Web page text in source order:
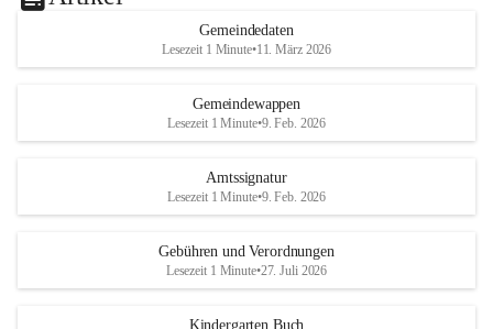
Gemeindedaten
Lesezeit 1 Minute•11. März 2026
Gemeindewappen
Lesezeit 1 Minute•9. Feb. 2026
Amtssignatur
Lesezeit 1 Minute•9. Feb. 2026
Gebühren und Verordnungen
Lesezeit 1 Minute•27. Juli 2026
Kindergarten Buch